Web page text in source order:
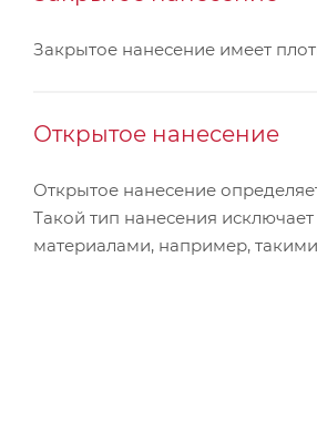
Закрытое нанесение имеет
Открытое нанесение
Открытое нанесение
Такой тип нанесения
материалами, например,